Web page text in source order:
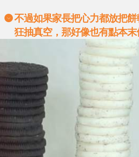
不過如果家長把心力都放把
狂抽真空，那好像也有點本